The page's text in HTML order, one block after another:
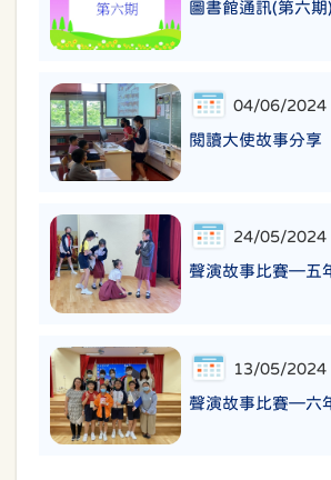
圖書館通訊(第六期)
04/06/2024
閱讀大使故事分享
24/05/2024
聲演故事比賽—五
13/05/2024
聲演故事比賽—六